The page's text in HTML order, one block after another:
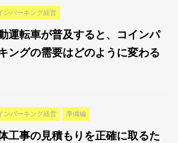
ンパーキング経営
運転車が普及すると、コインパ
ングの需要はどのように変わる
ンパーキング経営 準備編
工事の見積もりを正確に取るた